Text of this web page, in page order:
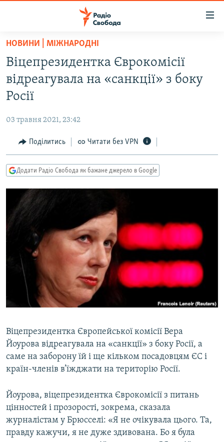
Перейти
основного
матеріалу
Перейти
до
основної
навігації
Перейти
до
пошуку
ВСЕ ЗА ДОБУ
СТАТТІ
ЕКОНОМІКА
СУСПІЛЬСТВО
УКРАЇНА
РОСІЙСЬКА «ФІЛЬТРАЦІЯ»
ДОНБАС.РЕАЛІЇ
ТИ ЯК?
СХЕМИ
КИТАЙ.ВИКЛИКИ
МУЛЬТИМЕДІА
ФОТО
СПЕЦПРОЄКТИ
ПОДКАСТИ
РУС
УКР
КТАТ
ДОЛУЧАЙСЯ!
НОВИНИ | МІЖНАРОДНІ
Віцепрезидентка Єврокомісії
відреагувала на «санкції» з боку
Росії
03 травня 2021, 23:42
Поділитись Читати без VPN
Додати Радіо Свобода як бажане джерело в Google
Віцепрезидентка Європейської комісії Вера
Йоурова відреагувала на «санкції» з боку Росії, а
саме на заборону їй і ще кільком посадовцям ЄС і
країн-членів в’їжджати на територію Росії.
Йоурова, віцепрезидентка Єврокомісії з питань
цінностей і прозорості, зокрема, сказала
журналістам у Брюсселі: «Я не очікувала цього. Та,
правду кажучи, я не дуже здивована. Бо я була